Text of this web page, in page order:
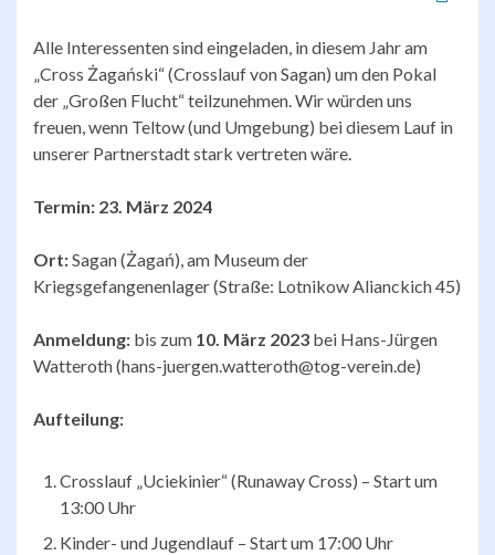
Alle Interessenten sind eingeladen, in diesem Jahr am
„Cross Żagański“ (Crosslauf von Sagan) um den Pokal
der „Großen Flucht“ teilzunehmen. Wir würden uns
freuen, wenn Teltow (und Umgebung) bei diesem Lauf in
unserer Partnerstadt stark vertreten wäre.
Termin: 23. März 2024
Ort:Sagan (Żagań), am Museum der
Kriegsgefangenenlager (Straße: Lotnikow Alianckich 45)
Anmeldung: bis zum 10. März 2023 bei Hans-Jürgen
Watteroth (hans-juergen.watteroth@tog-verein.de)
Aufteilung:
Crosslauf „Uciekinier“ (Runaway Cross) – Start um
13:00 Uhr
Kinder- und Jugendlauf – Start um 17:00 Uhr